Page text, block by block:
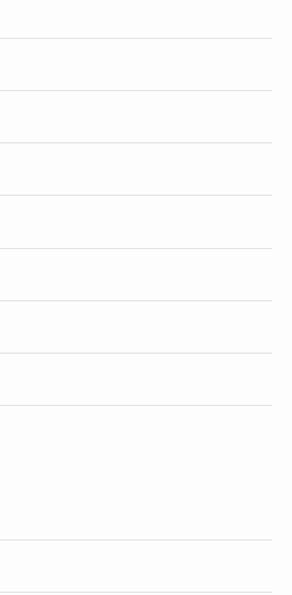
取する目的で南部鉄器の鉄
改善されたのだとか。
摂取のために南部鉄
「数値が改善され
放送されると、ＳＮ
反響があったとい
sports/soccer/worldcu
（２０２４年４月現在
係は『交際は順調』
ごはんをおいしそうに
した。
ありがとうございました。
DJ松永は結婚してる？2026年現在の結婚状況と今後の可能性を整理